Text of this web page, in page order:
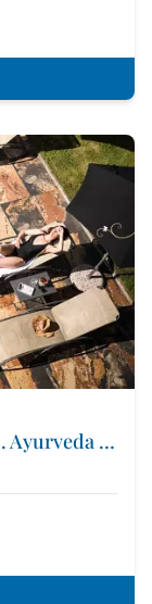
Mirabell Dolomites Hotel . Luxury . Ayurveda & Spa